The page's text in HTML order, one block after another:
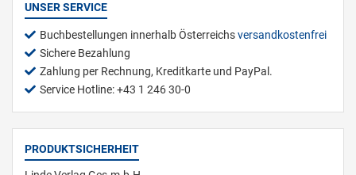
UNSER SERVICE
Buchbestellungen innerhalb Österreichsversandkostenfrei
Sichere Bezahlung
Zahlung per Rechnung, Kreditkarte und PayPal.
Service Hotline: +43 1 246 30-0
PRODUKTSICHERHEIT